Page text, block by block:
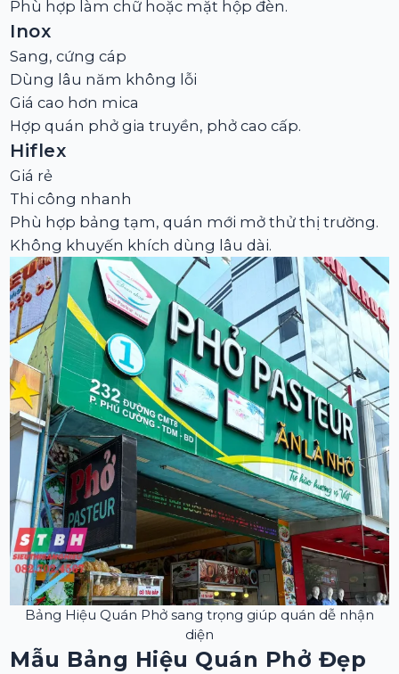
Phù hợp làm chữ hoặc mặt hộp đèn.
Inox
Sang, cứng cáp
Dùng lâu năm không lỗi
Giá cao hơn mica
Hợp quán phở gia truyền, phở cao cấp.
Hiflex
Giá rẻ
Thi công nhanh
Phù hợp bảng tạm, quán mới mở thử thị trường.
Không khuyến khích dùng lâu dài.
Bảng Hiệu Quán Phở sang trọng giúp quán dễ nhận
diện
Mẫu Bảng Hiệu Quán Phở Đẹp